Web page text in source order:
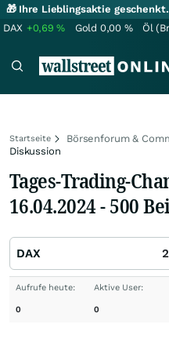
🎁 Ihre Lieblingsaktie
DAX +0,69% Gold 0,00 % Öl
Startseite Börsenforum &
Diskussion
Tages-Trading-
16.04.2024 - 500
DAX
Aufrufe heute:
0
Aktive User:
0